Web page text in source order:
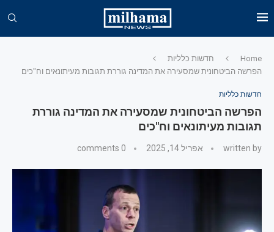
Home
חדשות כלליות
הפרשה הביטחונית שמסעירה את המדינה גוררת תגובות מעיתונאים וח"כים
חדשות כלליות
הפרשה הביטחונית שמסעירה את המדינה גוררת
תגובות מעיתונאים וח"כים
written by אפריל 14, 2025 0 comments